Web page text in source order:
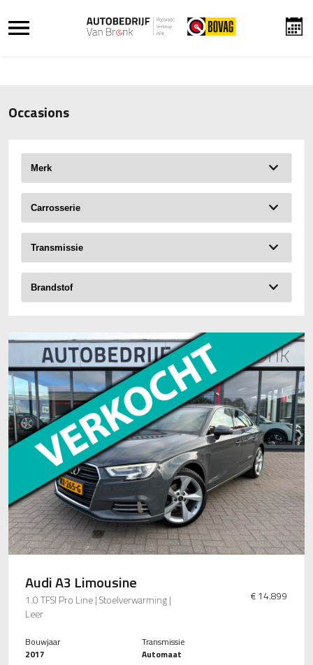
Occasions
Audi A3 Limousine
1.0 TFSI Pro Line | Stoelverwarming |
Leer
€ 14.899
Bouwjaar
2017
Transmissie
Automaat